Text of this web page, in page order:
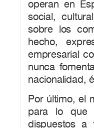
operan en
social,
sobre los
hecho,
empresarial
nunca
nacionalidad,
Por último, el
para lo que
dispuestos a